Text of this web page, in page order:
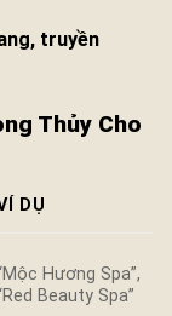
truyền
Thủy Cho
DỤ
Hương Spa”,
Beauty Spa”